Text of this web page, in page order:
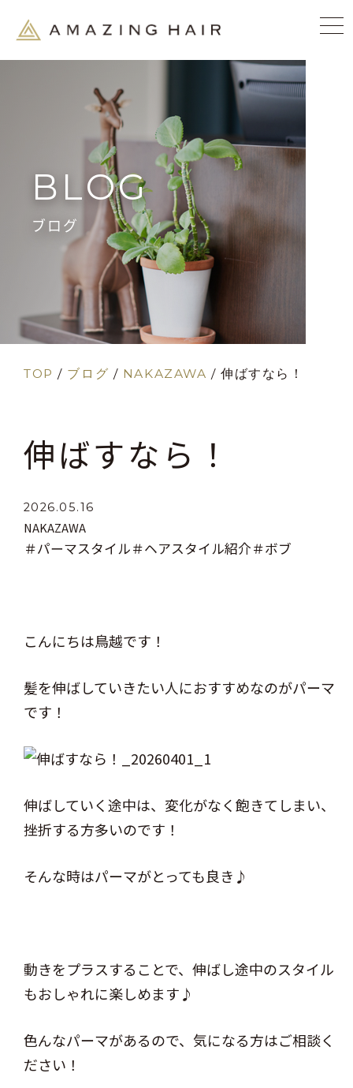
BLOG
ブログ
TOP / ブログ / NAKAZAWA /伸ばすなら！
伸ばすなら！
2026.05.16
NAKAZAWA
＃パーマスタイル＃ヘアスタイル紹介＃ボブ
こんにちは鳥越です！
髪を伸ばしていきたい人におすすめなのがパーマ
です！
伸ばしていく途中は、変化がなく飽きてしまい、
挫折する方多いのです！
そんな時はパーマがとっても良き♪
動きをプラスすることで、伸ばし途中のスタイル
もおしゃれに楽しめます♪
色んなパーマがあるので、気になる方はご相談く
ださい！